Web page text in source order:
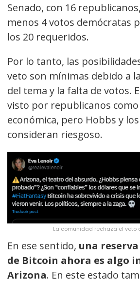
Senado, con 16
menos 4 votos demócratas
los 20 requeridos.
Por lo tanto, las
veto son mínimas debido a
del tema y la falta de votos.
visto por republicanos
económica, pero Hobbs y
consideran riesgoso.
La comunidad rechaza el veto
En ese sentido, una
de Bitcoin ahora es algo
Arizona. En este estado